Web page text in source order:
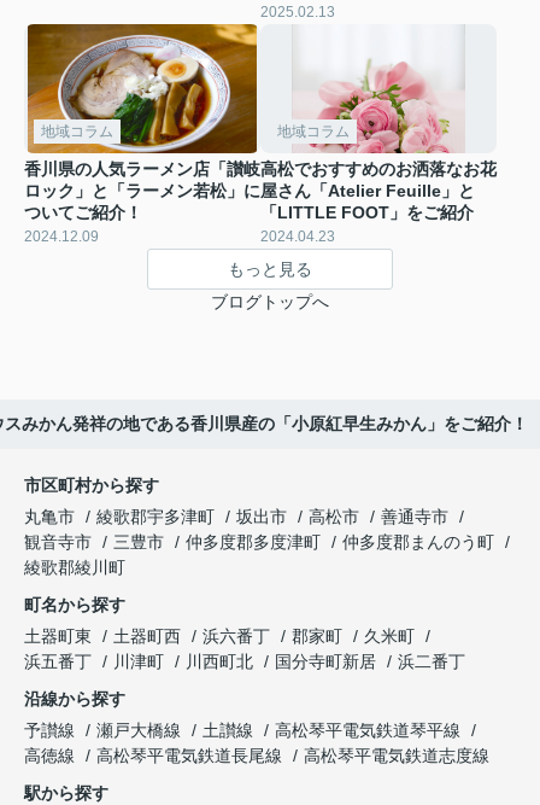
2025.02.13
地域コラム
香川県の人気ラーメン店「讃岐
ロック」と「ラーメン若松」に
ついてご紹介！
2024.12.09
地域コラム
高松でおすすめのお洒落なお花
屋さん「Atelier Feuille」と
「LITTLE FOOT」をご紹介
2024.04.23
もっと見る
ブログトップへ
スみかん発祥の地である香川県産の「小原紅早生みかん」をご紹介！
市区町村から探す
丸亀市
綾歌郡宇多津町 坂出市 高松市
善通寺市
観音寺市
三豊市 仲多度郡多度津町
仲多度郡まんのう町
綾歌郡綾川町
町名から探す
土器町東
土器町西 浜六番丁 郡家町
久米町
浜五番丁
川津町 川西町北 国分寺町新居
浜二番丁
沿線から探す
予讃線
瀬戸大橋線 土讃線
高松琴平電気鉄道琴平線
高徳線
高松琴平電気鉄道長尾線
高松琴平電気鉄道志度線
駅から探す